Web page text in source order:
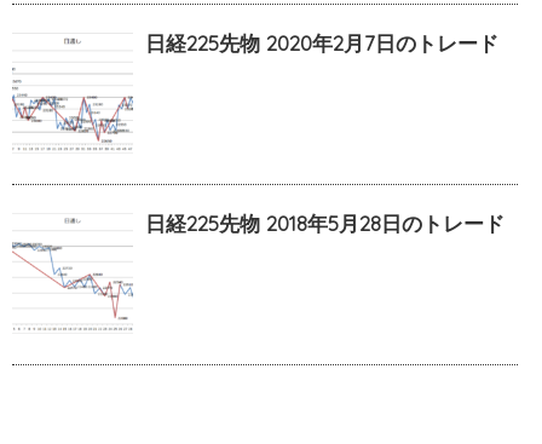
日経225先物 2020年2月7日のトレード
日経225先物 2018年5月28日のトレード